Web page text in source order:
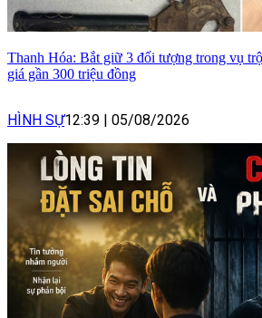
Thanh Hóa: Bắt giữ 3 đối tượng trong vụ
giá gần 300 triệu đồng
HÌNH SỰ12:39 05/08/2026